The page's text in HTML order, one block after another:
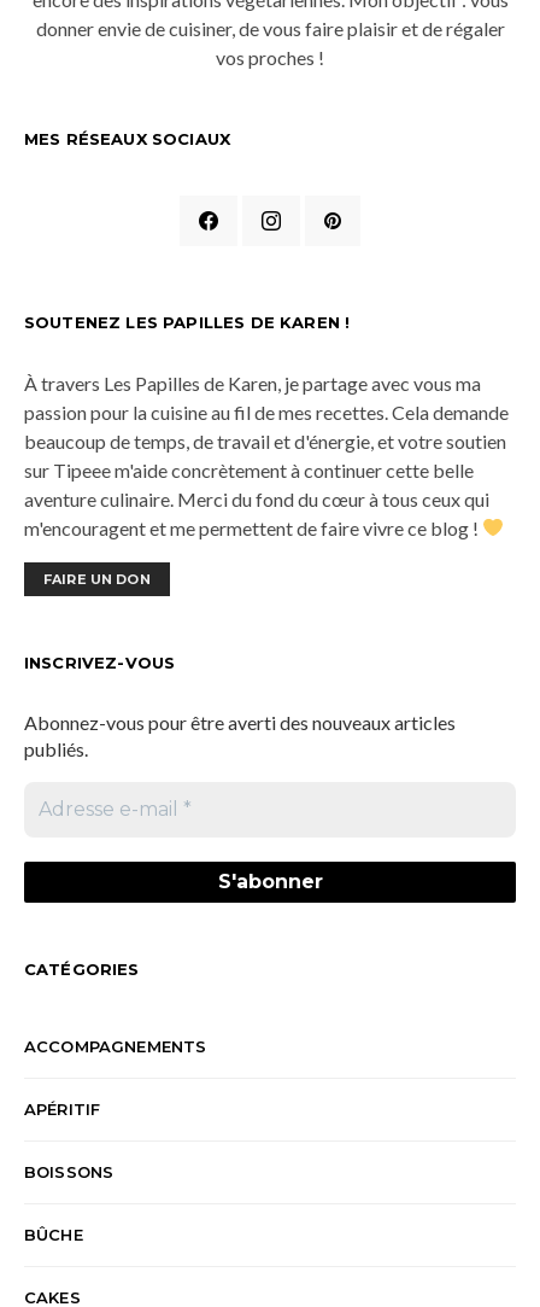
donner envie de cuisiner, de vous faire plaisir et de régaler
vos proches !
MES RÉSEAUX SOCIAUX
SOUTENEZ LES PAPILLES DE KAREN !
À travers Les Papilles de Karen, je partage avec vous ma
passion pour la cuisine au fil de mes recettes. Cela demande
beaucoup de temps, de travail et d'énergie, et votre soutien
sur Tipeee m'aide concrètement à continuer cette belle
aventure culinaire. Merci du fond du cœur à tous ceux qui
m'encouragent et me permettent de faire vivre ce blog !
FAIRE UN DON
INSCRIVEZ-VOUS
Abonnez-vous pour être averti des nouveaux articles
publiés.
CATÉGORIES
ACCOMPAGNEMENTS
APÉRITIF
BOISSONS
BÛCHE
CAKES